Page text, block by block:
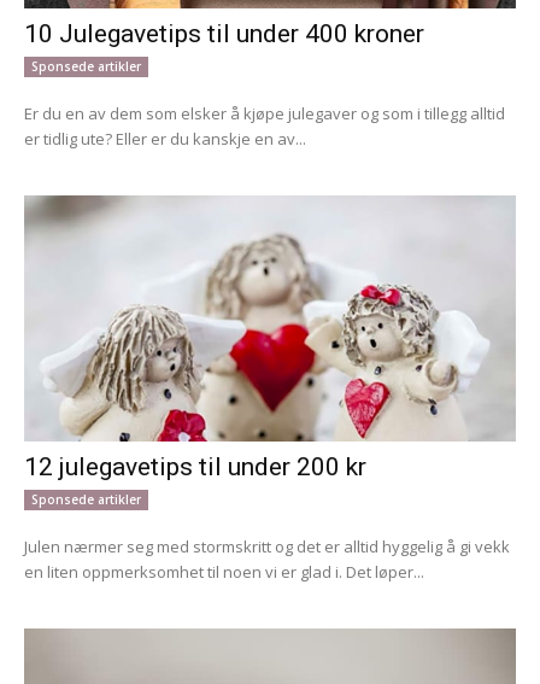
10 Julegavetips til under 400 kroner
Sponsede artikler
Er du en av dem som elsker å kjøpe julegaver og som i tillegg alltid
er tidlig ute? Eller er du kanskje en av...
12 julegavetips til under 200 kr
Sponsede artikler
Julen nærmer seg med stormskritt og det er alltid hyggelig å gi vekk
en liten oppmerksomhet til noen vi er glad i. Det løper...